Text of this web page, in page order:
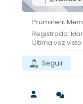
Prominent
Registrado: Mar
Última vez visto
Seguir